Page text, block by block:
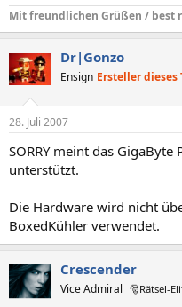
Mit freundlichen Grüßen / best
Dr|Gonzo
Ensign Ersteller dieses
28. Juli 2007
SORRY meint das GigaByte
unterstützt.
Die Hardware wird nicht
BoxedKühler verwendet.
Crescender
Vice Admiral 🎅Rätsel-